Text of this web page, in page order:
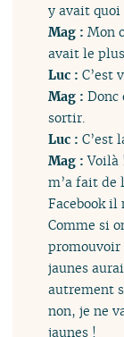
y avait quoi
Mag :Mon
avait le
Luc :C’est
Mag :Donc
sortir.
Luc :C’est
Mag :Voilà
m’a fait de
Facebook il
Comme si
promouvoir
jaunes
autrement
non, je ne
jaunes !